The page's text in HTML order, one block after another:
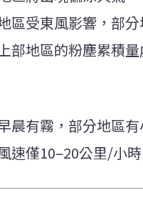
區受東風影響，部
部地區的粉塵累積
晨有霧，部分地區
速僅10–20公里/小